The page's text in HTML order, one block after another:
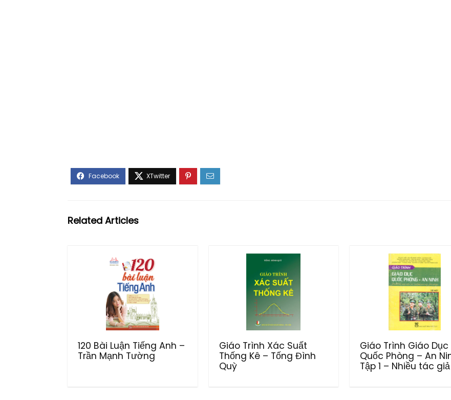
Related Articles
120 Bài Luận Tiếng Anh –
Trần Mạnh Tường
Giáo Trình Xác Suất
Thống Kê – Tống Đình
Quỳ
Giáo Trình Giáo Dục
Quốc Phòng – An
Tập 1 – Nhiều tác giả